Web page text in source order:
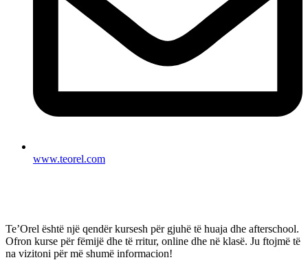
www.teorel.com
Te’Orel është një qendër kursesh për gjuhë të huaja dhe afterschool.
Ofron kurse për fëmijë dhe të rritur, online dhe në klasë. Ju ftojmë të
na vizitoni për më shumë informacion!